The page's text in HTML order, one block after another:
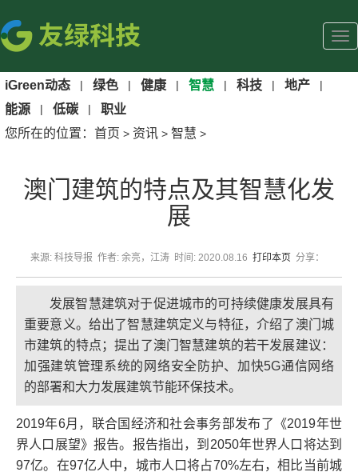
iGreen动态 | 绿色 | 健康 | 智慧 | 科技 | 地产 |
能源 | 低碳 |
职业
您所在的位置： 首页 > 资讯 > 智慧 >
澳门建筑的特点及其智慧化发
展
来源: 科技导报 作者: 余亮，江涛 时间: 2020.08.16 打印本页 分享：
发展智慧建筑对于促进城市的可持续健康发展具有
重要意义。给出了智慧建筑定义与特征，介绍了澳门城
市建筑的特点；提出了澳门智慧建筑的若干发展建议：
加强建筑管理系统的网络安全防护、加快5G通信网络
的部署和大力发展建筑节能环保技术。
2019年6月，联合国经济和社会事务部发布了《2019年世
界人口展望》报告。报告指出，到2050年世界人口将达到
97亿。在97亿人中，城市人口将占70%左右，相比当前城